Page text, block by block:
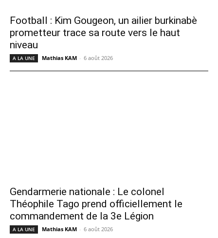
Football : Kim Gougeon, un ailier burkinabè
prometteur trace sa route vers le haut
niveau
A LA UNE Mathias KAM - 6 août 2026
Gendarmerie nationale : Le colonel
Théophile Tago prend officiellement le
commandement de la 3e Légion
A LA UNE Mathias KAM - 6 août 2026